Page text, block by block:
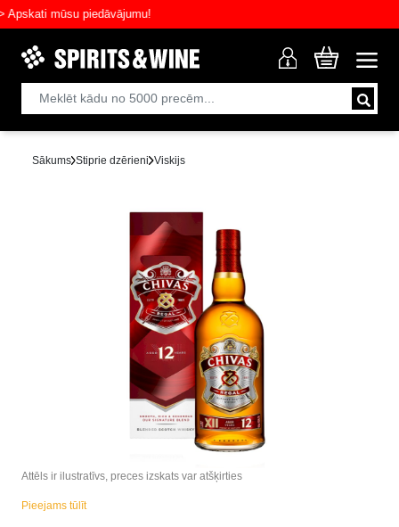
mūsu piedāvājumu!
Sākums Stiprie dzērieni Viskijs
Attēls ir ilustratīvs, preces izskats var atšķirties
Pieejams tūlīt